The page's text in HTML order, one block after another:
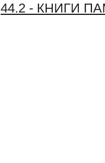
44.2 - КНИГИ